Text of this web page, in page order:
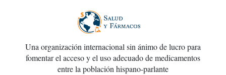
Una organización internacional sin ánimo de lucro para
fomentar el acceso y el uso adecuado de medicamentos
entre la población hispano-parlante